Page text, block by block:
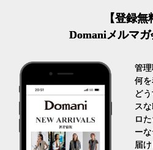
【登録無
Domaniメルマ
管
何を
ど
ス
ロ
ー
届